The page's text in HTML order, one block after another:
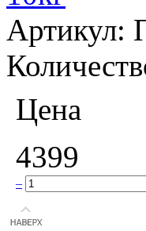
Артикул:
Цена
4399
–